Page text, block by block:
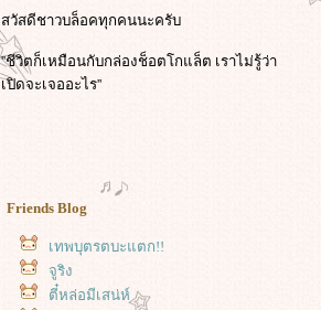
สวัสดีชาวบล็อคทุกคนนะครับ
''ชีวิตก็เหมือนกับกล่องช็อตโกแล็ต เราไม่รู้ว่า
เปิดจะเจออะไร''
Friends Blog
เทพบุตรตบะแตก!!
จูริง
ตี๋หล่อมีเสน่ห์